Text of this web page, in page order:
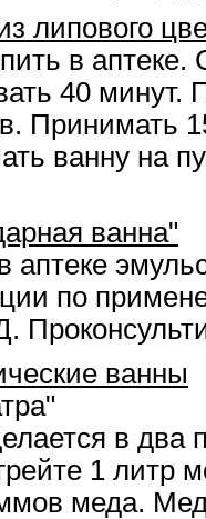
липового
в аптеке.
40 минут.
Принимать
ванну на
ванна"
аптеке
по
ванны
в два
1 литр
меда.